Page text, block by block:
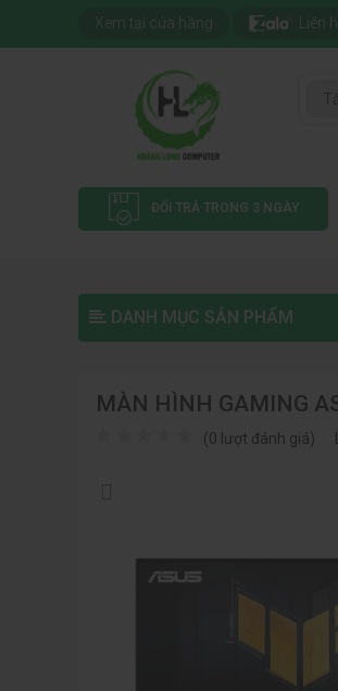
Xem tại cửa hàng Liên
ĐỔI TRẢ TRONG 3 NGÀY
DANH MỤC SẢN PHẨM
MÀN HÌNH GAMING
(0 lượt đánh giá)